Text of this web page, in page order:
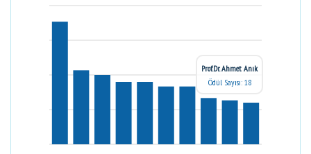
Prof.Dr. Ahmet Anık
Ödül Sayısı: 18